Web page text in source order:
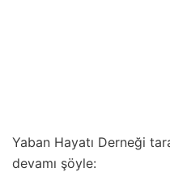
Yaban Hayatı Derneği
devamı şöyle: